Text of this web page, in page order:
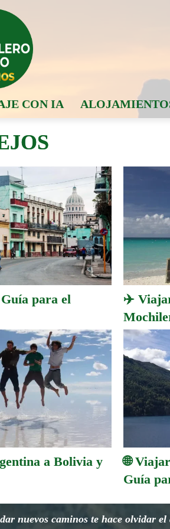
CON IA
para el
✈️
a Bolivia y
🌐
Guía
nuevos caminos te hace olvidar